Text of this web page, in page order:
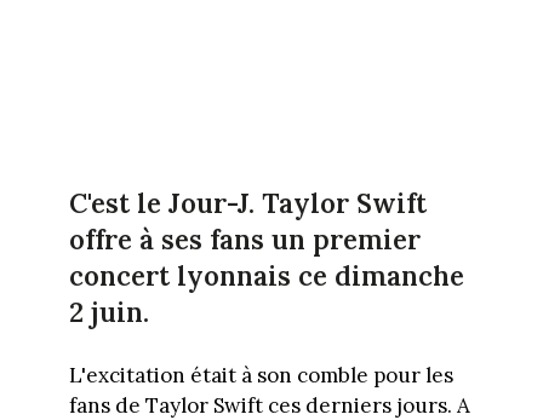
C'est le Jour-J. Taylor Swift
offre à ses fans un premier
concert lyonnais ce dimanche
2 juin.
L'excitation était à son comble pour les
fans de Taylor Swift ces derniers jours. A